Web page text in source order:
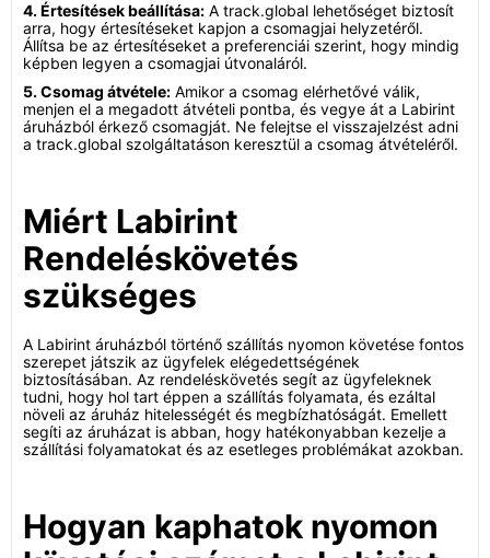
4. Értesítések beállítása: A track.global lehetőséget biztosít
arra, hogy értesítéseket kapjon a csomagjai helyzetéről.
Állítsa be az értesítéseket a preferenciái szerint, hogy mindig
képben legyen a csomagjai útvonaláról.
5. Csomag átvétele: Amikor a csomag elérhetővé válik,
menjen el a megadott átvételi pontba, és vegye át a Labirint
áruházból érkező csomagját. Ne felejtse el visszajelzést adni
a track.global szolgáltatáson keresztül a csomag átvételéről.
Miért Labirint
Rendeléskövetés
szükséges
A Labirint áruházból történő szállítás nyomon követése fontos
szerepet játszik az ügyfelek elégedettségének
biztosításában. Az rendeléskövetés segít az ügyfeleknek
tudni, hogy hol tart éppen a szállítás folyamata, és ezáltal
növeli az áruház hitelességét és megbízhatóságát. Emellett
segíti az áruházat is abban, hogy hatékonyabban kezelje a
szállítási folyamatokat és az esetleges problémákat azokban.
Hogyan kaphatok nyomon